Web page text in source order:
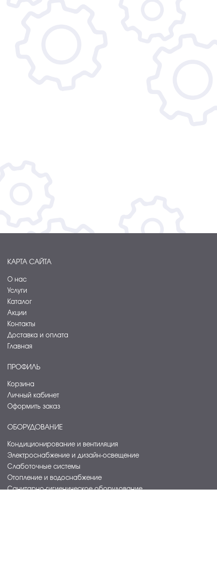
КАРТА САЙТА
О нас
Услуги
Каталог
Акции
Контакты
Доставка и оплата
Главная
ПРОФИЛЬ
Корзина
Личный кабинет
Оформить заказ
ОБОРУДОВАНИЕ
Кондиционирование и вентиляция
Электроснабжение и дизайн-освещение
Слаботочные системы
Отопление и водоснабжение
Санитарно-гигиеническое оборудование